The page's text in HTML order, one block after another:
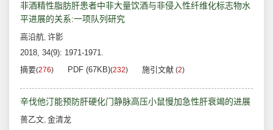
非酒精性脂肪肝患者中非大量饮酒与非侵入性纤维化标志物水
平进展的关系:一项队列研究
高沿航, 许影
2018, 34(9): 1971-1971.
摘要(276) PDF (67KB)(232) 施引文献 (2)
辛伐他汀能预防肝硬化门静脉高压小鼠慢加急性肝衰竭的进展
蒉乙文, 金清龙